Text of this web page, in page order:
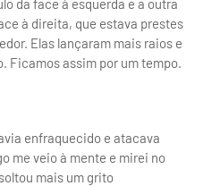
da face à esquerda e a outra
à direita, que estava prestes
Elas lançaram mais raios e
Ficamos assim por um tempo.
enfraquecido e atacava
me veio à mente e mirei no
mais um grito